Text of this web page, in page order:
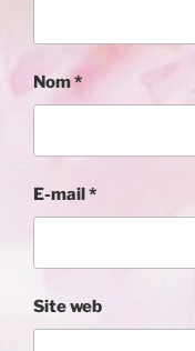
Nom*
E-mail *
Site web